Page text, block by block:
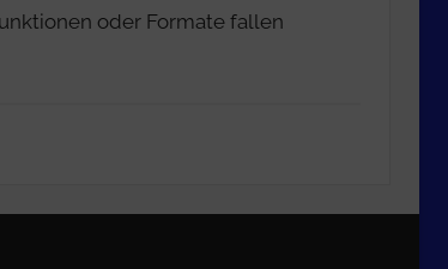
oder Formate fallen